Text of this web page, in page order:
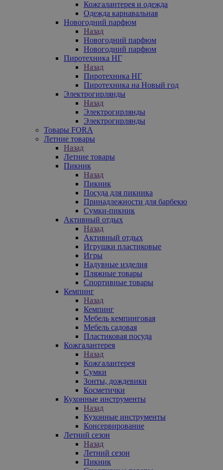
Кожгалантерея и одежда
Одежда карнавальная
Новогодний парфюм
Назад
Новогодний парфюм
Новогодний парфюм
Пиротехника НГ
Назад
Пиротехника НГ
Пиротехника на Новый год
Электрогирлянды
Назад
Электрогирлянды
Электрогирлянды
Товары FORA
Летние товары
Назад
Летние товары
Пикник
Назад
Пикник
Посуда для пикника
Принадлежности для барбекю
Сумки-пикник
Активный отдых
Назад
Активный отдых
Игрушки пластиковые
Игры
Надувные изделия
Пляжные товары
Спортивные товары
Кемпинг
Назад
Кемпинг
Мебель кемпинговая
Мебель садовая
Пластиковая посуда
Кожгалантерея
Назад
Кожгалантерея
Сумки
Зонты, дождевики
Косметички
Кухонные инструменты
Назад
Кухонные инструменты
Консервирование
Летний сезон
Назад
Летний сезон
Пикник